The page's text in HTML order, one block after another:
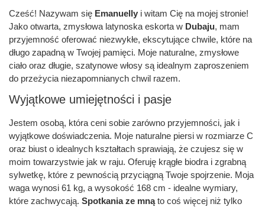
Cześć! Nazywam się Emanuelly i witam Cię na mojej stronie!
Jako otwarta, zmysłowa latynoska eskorta w Dubaju, mam
przyjemność oferować niezwykłe, ekscytujące chwile, które na
długo zapadną w Twojej pamięci. Moje naturalne, zmysłowe
ciało oraz długie, szatynowe włosy są idealnym zaproszeniem
do przeżycia niezapomnianych chwil razem.
Wyjątkowe umiejętności i pasje
Jestem osobą, która ceni sobie zarówno przyjemności, jak i
wyjątkowe doświadczenia. Moje naturalne piersi w rozmiarze C
oraz biust o idealnych kształtach sprawiają, że czujesz się w
moim towarzystwie jak w raju. Oferuję krągłe biodra i zgrabną
sylwetkę, które z pewnością przyciągną Twoje spojrzenie. Moja
waga wynosi 61 kg, a wysokość 168 cm - idealne wymiary,
które zachwycają. Spotkania ze mnąto coś więcej niż tylko